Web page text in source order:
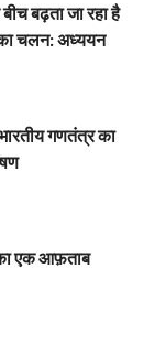
बढ़ता जा रहा है
चलन: अध्ययन
गणतंत्र का
एक आफ़ताब